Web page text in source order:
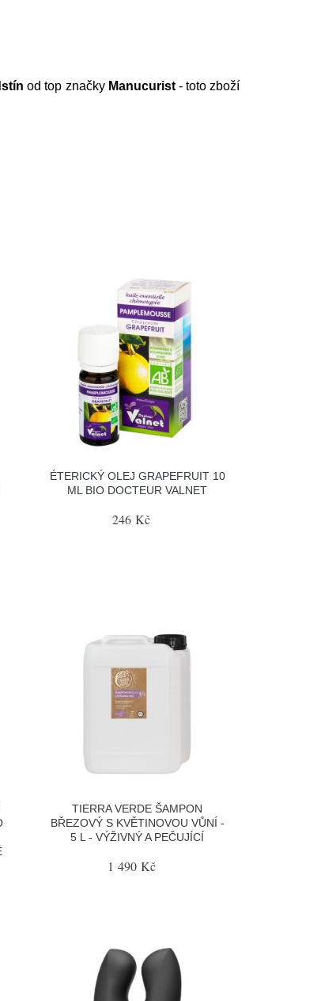
od top značky Manucurist- toto zboží
ÉTERICKÝ OLEJ GRAPEFRUIT 10
ML BIO DOCTEUR VALNET
246 Kč
TIERRA VERDE ŠAMPON
BŘEZOVÝ S KVĚTINOVOU VŮNÍ -
5 L - VÝŽIVNÝ A PEČUJÍCÍ
1 490 Kč